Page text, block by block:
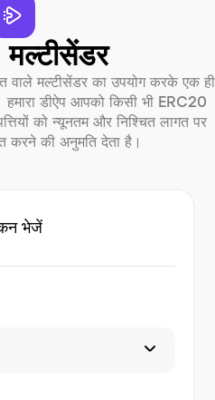
मल्टीसेंडर का उपयोग करके एक ही
डीऐप आपको किसी भी ERC20
को न्यूनतम और निश्चित लागत पर
करने की अनुमति देता है।
भेजें